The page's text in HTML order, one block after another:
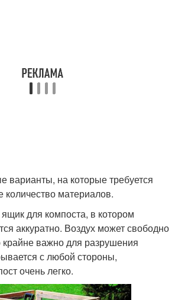
варианты, на которые требуется
материалов.
для компоста, в котором
аккуратно. Воздух может свободно
крайне важно для разрушения
с любой стороны,
очень легко.